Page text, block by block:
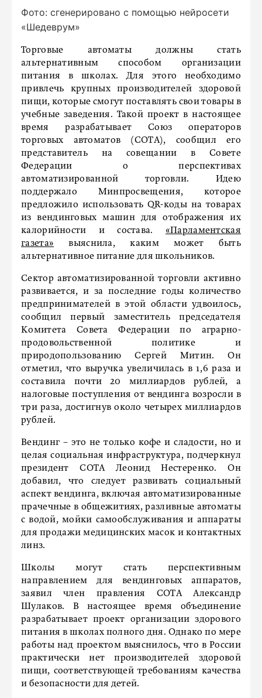
Фото: сгенерировано с помощью нейросети
«Шедеврум»
Торговые автоматы должны стать
альтернативным способом организации
питания в школах. Для этого необходимо
привлечь крупных производителей здоровой
пищи, которые смогут поставлять свои товары в
учебные заведения. Такой проект в настоящее
время разрабатывает Союз операторов
торговых автоматов (СОТА), сообщил его
представитель на совещании в Совете
Федерации о перспективах
автоматизированной торговли. Идею
поддержало Минпросвещения, которое
предложило использовать QR-коды на товарах
из вендинговых машин для отображения их
калорийности и состава. «Парламентская
газета» выяснила, каким может быть
альтернативное питание для школьников.
Сектор автоматизированной торговли активно
развивается, и за последние годы количество
предпринимателей в этой области удвоилось,
сообщил первый заместитель председателя
Комитета Совета Федерации по аграрно-
продовольственной политике и
природопользованию Сергей Митин. Он
отметил, что выручка увеличилась в 1,6 раза и
составила почти 20 миллиардов рублей, а
налоговые поступления от вендинга возросли в
три раза, достигнув около четырех миллиардов
рублей.
Вендинг – это не только кофе и сладости, но и
целая социальная инфраструктура, подчеркнул
президент СОТА Леонид Нестеренко. Он
добавил, что следует развивать социальный
аспект вендинга, включая автоматизированные
прачечные в общежитиях, разливные автоматы
с водой, мойки самообслуживания и аппараты
для продажи медицинских масок и контактных
линз.
Школы могут стать перспективным
направлением для вендинговых аппаратов,
заявил член правления СОТА Александр
Шулаков. В настоящее время объединение
разрабатывает проект организации здорового
питания в школах полного дня. Однако по мере
работы над проектом выяснилось, что в России
практически нет производителей здоровой
пищи, соответствующей требованиям качества
и безопасности для детей.